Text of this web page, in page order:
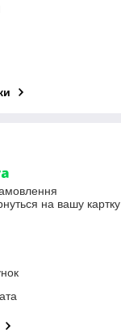
на вашу картку